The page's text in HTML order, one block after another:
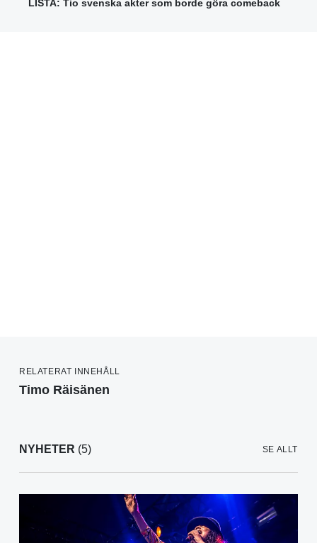
LISTA: Tio svenska akter som borde göra comeback
RELATERAT INNEHÅLL
Timo Räisänen
NYHETER (5) SE ALLT